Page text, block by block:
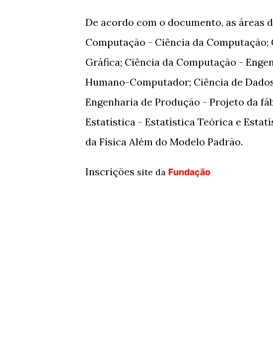
De acordo com o documento, as áreas
Computação - Ciência da
Gráfica; Ciência da Computação -
Humano-Computador; Ciência de
Engenharia de Produção - Projeto da
Estatística - Estatística Teórica e
da Física Além do Modelo Padrão.
Inscrições site da Fundação